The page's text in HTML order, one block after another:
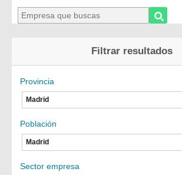
Filtrar resultados
Provincia
Madrid
Población
Madrid
Sector empresa